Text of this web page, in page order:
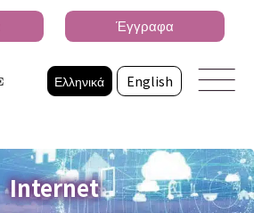
Ελληνικά English
Έγγραφα
Internet